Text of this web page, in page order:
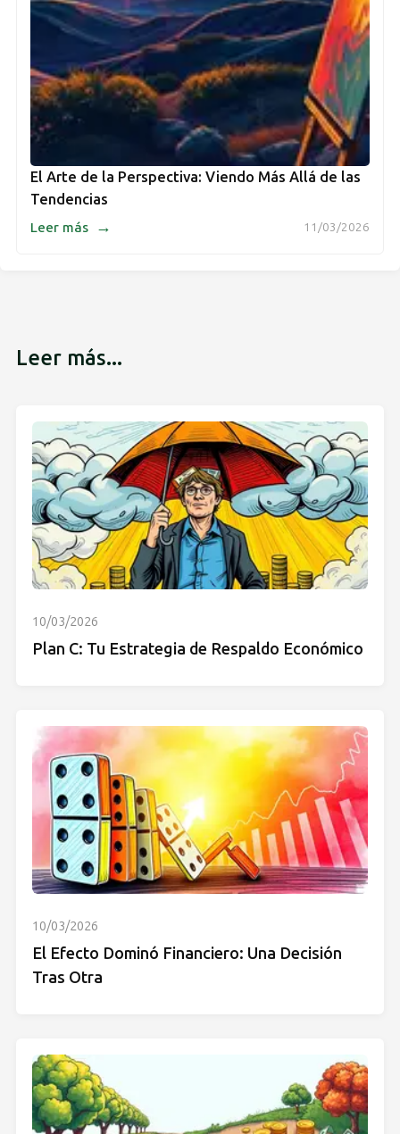
El Arte de la Perspectiva: Viendo Más Allá de las
Tendencias
11/03/2026
Leer más →
Leer más...
10/03/2026
Plan C: Tu Estrategia de Respaldo Económico
10/03/2026
El Efecto Dominó Financiero: Una Decisión
Tras Otra